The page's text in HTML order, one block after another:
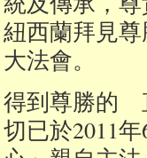
紐西蘭拜見
大法會。
得到尊勝的
切已於2011